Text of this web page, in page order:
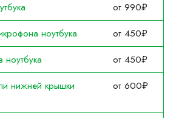
от 990₽
ноутбука
от 450₽
от 450₽
нижней крышки
от 600₽